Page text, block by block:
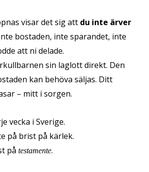
visar det sig att du inte ärver
bostaden, inte sparandet, inte
att ni delade.
sin laglott direkt. Den
kan behöva säljas. Ditt
– mitt i sorgen.
vecka i Sverige.
på brist på kärlek.
på testamente.